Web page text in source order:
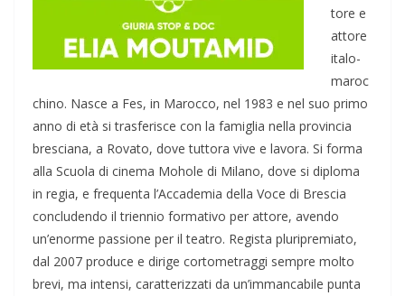
tore e
attore
italo-
maroc
chino. Nasce a Fes, in Marocco, nel 1983 e nel suo primo
anno di età si trasferisce con la famiglia nella provincia
bresciana, a Rovato, dove tuttora vive e lavora. Si forma
alla Scuola di cinema Mohole di Milano, dove si diploma
in regia, e frequenta l’Accademia della Voce di Brescia
concludendo il triennio formativo per attore, avendo
un’enorme passione per il teatro. Regista pluripremiato,
dal 2007 produce e dirige cortometraggi sempre molto
brevi, ma intensi, caratterizzati da un’immancabile punta